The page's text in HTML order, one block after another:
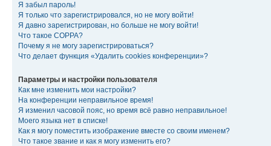
Я забыл пароль!
Я только что зарегистрировался, но не могу войти!
Я давно зарегистрирован, но больше не могу войти!
Что такое COPPA?
Почему я не могу зарегистрироваться?
Что делает функция «Удалить cookies конференции»?
Параметры и настройки пользователя
Как мне изменить мои настройки?
На конференции неправильное время!
Я изменил часовой пояс, но время всё равно неправильное!
Моего языка нет в списке!
Как я могу поместить изображение вместе со своим именем?
Что такое звание и как я могу изменить его?